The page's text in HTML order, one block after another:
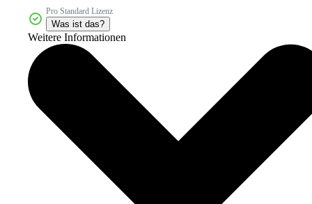
Pro Standard Lizenz
Was ist das?
Weitere Informationen